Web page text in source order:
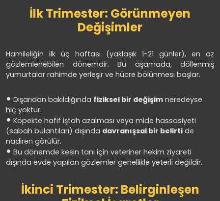
İlk Trimester: Görünmeyen
Değişimler
Hamileliğin ilk üç haftası (yaklaşık 1-21 günler), en az
gözlemlenebilen dönemdir. Bu aşamada, döllenmiş
yumurtalar rahimde yerleşir ve hücre bölünmesi başlar.
Dışarıdan bakıldığında fiziksel bir değişim neredeyse
hiç yoktur.
Köpekte hafif iştah azalması veya mide hassasiyeti
(sabah bulantıları) dışında davranışsal bir belirti de
nadiren görülür.
Bu dönemde kesin tanı için veteriner hekim ziyareti
dışında evde yapılan gözlemler genellikle yeterli değildir.
İkinci Trimester: Belirginleşen